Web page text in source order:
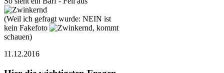
(Weil ich gefragt wurde: NEIN ist
kein Fakefoto
, kommt
schauen)
11.12.2016